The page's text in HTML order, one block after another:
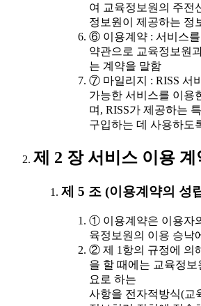
여 교육정보원의 주전
정보원이 제공하는 정
⑥ 이용계약 : 서비스를
약관으로 교육정보원
는 계약을 말함
⑦ 마일리지 : RISS 서
가능한 서비스를 이용
며, RISS가 제공하는
구입하는 데 사용하도
제 2 장 서비스 이용 계
제 5 조 (이용계약의 성
① 이용계약은 이용자
육정보원의 이용 승낙
② 제 1항의 규정에 의
을 할 때에는 교육정
요로 하는
사항을 전자적방식(교